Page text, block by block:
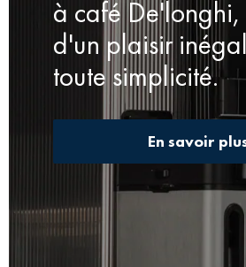
à café
d'un plaisir
toute simplicité.
En savoir